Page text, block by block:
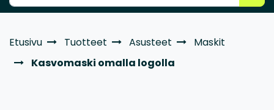
Etusivu Tuotteet Asusteet
Maskit
Kasvomaski omalla logolla